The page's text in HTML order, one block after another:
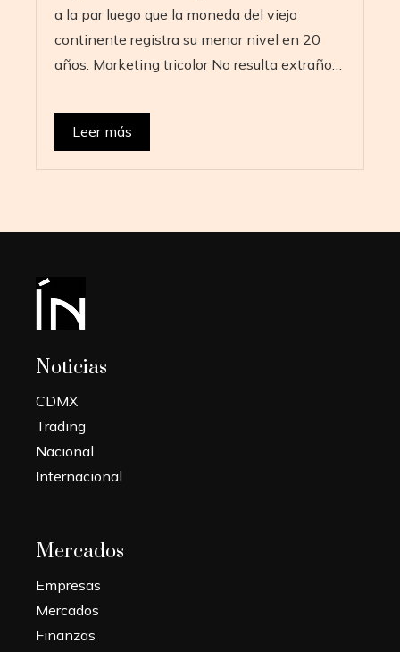
a la par luego que la moneda del viejo
continente registra su menor nivel en 20
años. Marketing tricolor No resulta extraño…
Leer más
Noticias
CDMX
Trading
Nacional
Internacional
Mercados
Empresas
Mercados
Finanzas